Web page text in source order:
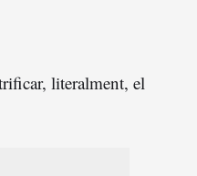
literalment, el